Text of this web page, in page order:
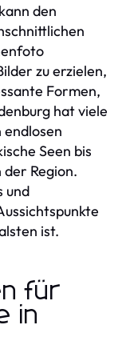
den
zu erzielen,
Formen,
hat viele
Seen bis
Region.
und
ist.
für
in